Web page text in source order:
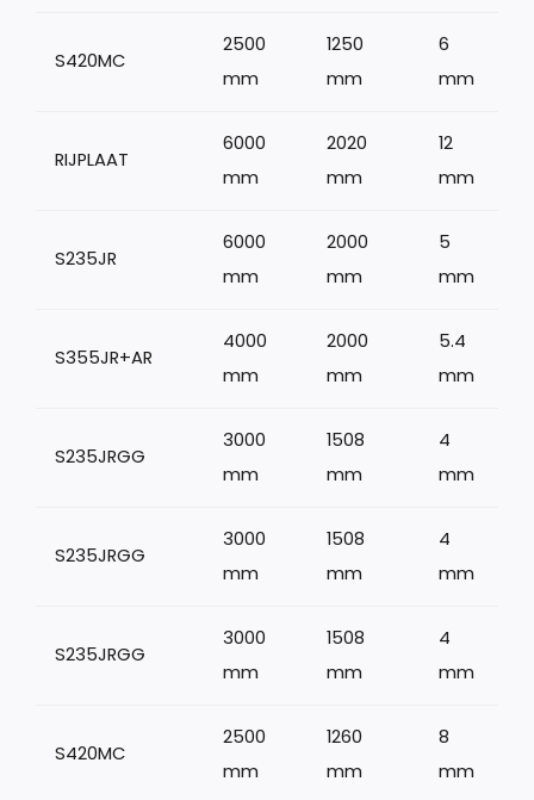
S420MC
2500
mm
1250
mm
6
mm
RIJPLAAT
6000
mm
2020
mm
12
mm
S235JR
6000
mm
2000
mm
5
mm
S355JR+AR
4000
mm
2000
mm
5.4
mm
S235JRGG
3000
mm
1508
mm
4
mm
S235JRGG
3000
mm
1508
mm
4
mm
S235JRGG
3000
mm
1508
mm
4
mm
S420MC
2500
mm
1260
mm
8
mm